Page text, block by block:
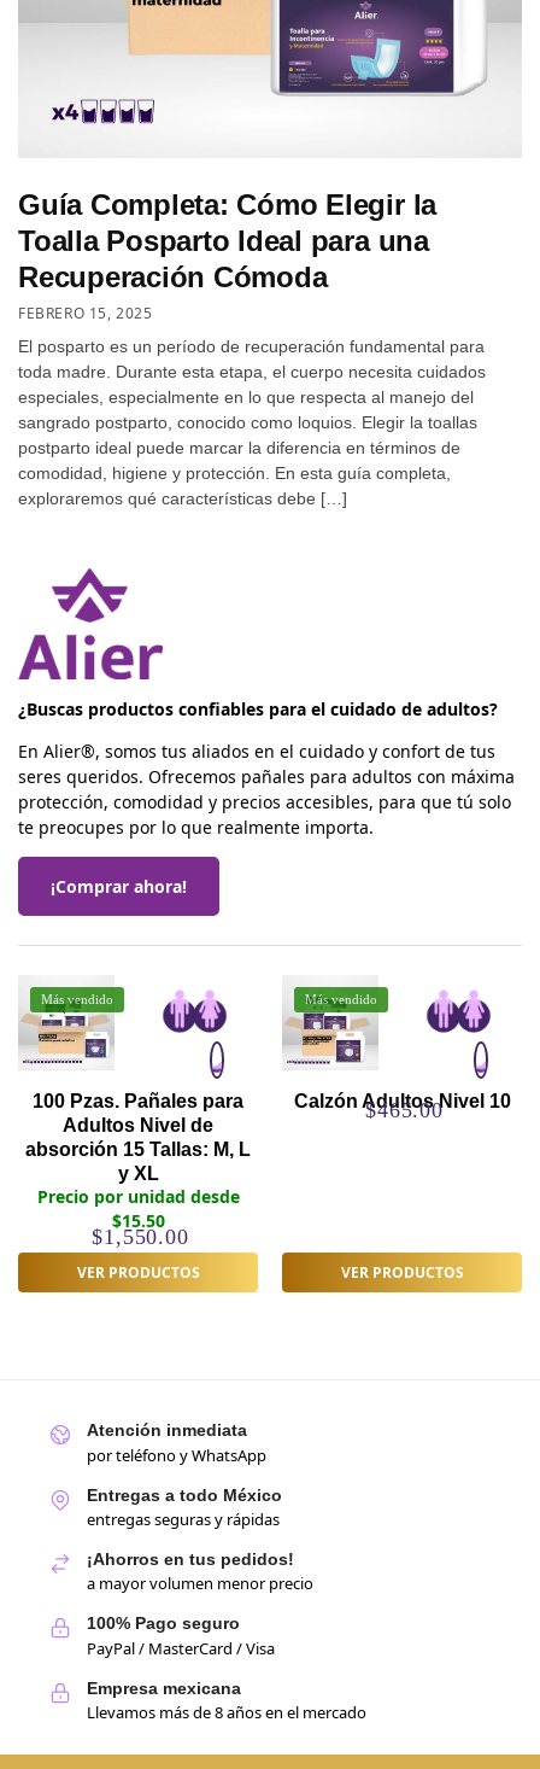
Guía Completa: Cómo Elegir la
Toalla Posparto Ideal para una
Recuperación Cómoda
FEBRERO 15, 2025
El posparto es un período de recuperación fundamental para
toda madre. Durante esta etapa, el cuerpo necesita cuidados
especiales, especialmente en lo que respecta al manejo del
sangrado postparto, conocido como loquios. Elegir la toallas
postparto ideal puede marcar la diferencia en términos de
comodidad, higiene y protección. En esta guía completa,
exploraremos qué características debe […]
¿Buscas productos confiables para el cuidado de adultos?
En Alier®, somos tus aliados en el cuidado y confort de tus
seres queridos. Ofrecemos pañales para adultos con máxima
protección, comodidad y precios accesibles, para que tú solo
te preocupes por lo que realmente importa.
¡Comprar ahora!
Más vendido
100 Pzas. Pañales para
Adultos Nivel de
absorción 15 Tallas: M, L
y XL
Precio por unidad desde
$15.50
$1,550.00
VER PRODUCTOS
Más vendido
Calzón Adultos Nivel 10
$465.00
VER PRODUCTOS
Atención inmediata
por teléfono y WhatsApp
Entregas a todo México
entregas seguras y rápidas
¡Ahorros en tus pedidos!
a mayor volumen menor precio
100% Pago seguro
PayPal / MasterCard / Visa
Empresa mexicana
Llevamos más de 8 años en el mercado